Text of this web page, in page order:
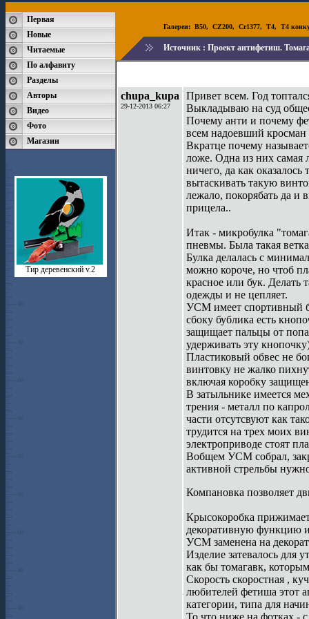
Первая
Новые
Читаемые
По алфавиту
Разделы
Авторы
Видео
Фото
Магазин
Тир деревенский v.2
Галереи: B50, CZ200, Cr1377, T4, T4
Источник : Проект антифетиш.
chupa_kupa
29-12-2013 06:27
Привет всем. Год
Выкладываю на суд
Почему анти и почему
всем надоевший кросман
Вкратце почему
ложе. Одна из них самая
ничего, да как
вытаскивать такую
лежало, покорябать да и
прицела..
Итак - микробулка
пневмы. Была такая
Булка делалась с
можно короче, но чтоб
красное или бук. Делать
одежды и не цепляет.
УСМ имеет спортивный
сбоку бублика есть
защищает пальцы от
удерживать эту
Пластиковый обвес не
винтовку не жалко
включая коробку
В затыльнике имеется
трения - металл по
части отсутсвуют как
трудится на трех моих
электроприводе стоят
Вобщем УСМ собрал,
активной стрельбы
Компановка позволяет
Крысокоробка
декоративную функцию
УСМ заменена на
Изделие затевалось для
как бы томагавк,
Скорость скоростная ,
любителей фетиша этот
категории, типа для
То что ниже на фотках -